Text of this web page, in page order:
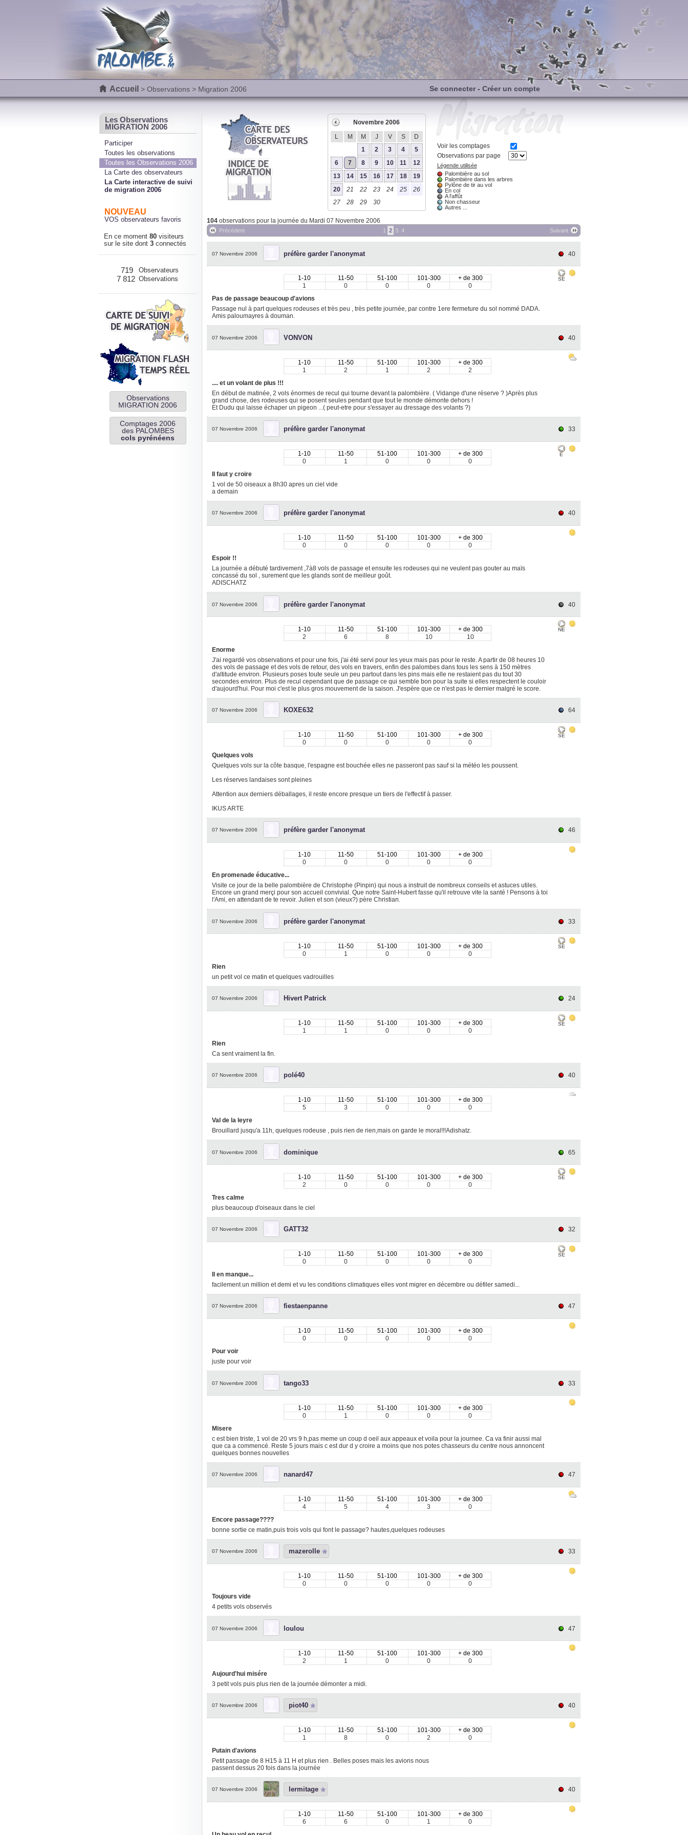
Accueil > Observations> Migration 2006 Se connecter- Créer un compte
Les Observations
MIGRATION 2006
Participer
Toutes les observations
Toutes les Observations 2006
La Carte des observateurs
La Carte interactive de suivi
de migration 2006
NOUVEAU
VOS observateurs favoris
En ce moment 80visiteurs
sur le site dont 3connectés
719 Observateurs
7 812 Observations
Observations
MIGRATION 2006
Comptages 2006
des PALOMBES
cols pyrénéens
Novembre 2006
L
M M J V S
D
1
2 3 4
5
6
7 8 9 10 11
12
13
14 15 16 17 18
19
20
21 22 23 24 25
26
27
28 29 30
Voir les comptages
Observations par page
Légende utilisée
Palombière au sol
Palombière dans les arbres
Pylône de tir au vol
En col
A l'affût
Non chasseur
Autres ...
104observations pour la journée du Mardi 07 Novembre 2006
Suivant
Précédent 1 2 3 4
07 Novembre 2006 préfère garder l'anonymat 40
1-10 11-50 51-100 101-300
+ de 300
1
0 0 0
0
Pas de passage beaucoup d'avions
Passage nul à part quelques rodeuses et très peu , très petite journée, par contre 1ere fermeture du sol nommé DADA.
Amis paloumayres à douman.
SE
07 Novembre 2006 VONVON 40
1-10 11-50 51-100 101-300
+ de 300
1
2 1 2
2
.... et un volant de plus !!!
En début de matinée, 2 vols énormes de recul qui tourne devant la palombière. ( Vidange d'une réserve ? )Après plus
grand chose, des rodeuses qui se posent seules pendant que tout le monde démonte dehors !
Et Dudu qui laisse échaper un pigeon ...( peut-etre pour s'essayer au dressage des volants ?)
07 Novembre 2006 préfère garder l'anonymat 33
1-10 11-50 51-100 101-300
+ de 300
0
1 0 0
0
Il faut y croire
1 vol de 50 oiseaux a 8h30 apres un ciel vide
a demain
E
07 Novembre 2006 préfère garder l'anonymat 40
1-10 11-50 51-100 101-300
+ de 300
0
0 0 0
0
Espoir !!
La journée a débuté tardivement ,7à8 vols de passage et ensuite les rodeuses qui ne veulent pas gouter au maïs
concassé du sol , surement que les glands sont de meilleur goût.
ADISCHATZ
07 Novembre 2006 préfère garder l'anonymat 40
1-10 11-50 51-100 101-300
+ de 300
2
6 8 10
10
Enorme
J'ai regardé vos observations et pour une fois, j'ai été servi pour les yeux mais pas pour le reste. A partir de 08 heures 10
des vols de passage et des vols de retour, des vols en travers, enfin des palombes dans tous les sens à 150 mètres
d'altitude environ. Plusieurs poses toute seule un peu partout dans les pins mais elle ne restaient pas du tout 30
secondes environ. Plus de recul cependant que de passage ce qui semble bon pour la suite si elles respectent le couloir
d'aujourd'hui. Pour moi c'est le plus gros mouvement de la saison. J'espère que ce n'est pas le dernier malgré le score.
NE
07 Novembre 2006 KOXE632 64
1-10 11-50 51-100 101-300
+ de 300
0
0 0 0
0
Quelques vols
Quelques vols sur la côte basque, l'espagne est bouchée elles ne passeront pas sauf si la météo les poussent.
Les réserves landaises sont pleines
Attention aux derniers déballages, il reste encore presque un tiers de l'effectif à passer.
IKUS ARTE
SE
07 Novembre 2006 préfère garder l'anonymat 46
1-10 11-50 51-100 101-300
+ de 300
0
0 0 0
0
En promenade éducative...
Visite ce jour de la belle palombière de Christophe (Pinpin) qui nous a instruit de nombreux conseils et astuces utiles.
Encore un grand merçi pour son accueil convivial. Que notre Saint-Hubert fasse qu'il retrouve vite la santé ! Pensons à toi
l'Ami, en attendant de te revoir. Julien et son (vieux?) père Christian.
07 Novembre 2006 préfère garder l'anonymat 33
1-10 11-50 51-100 101-300
+ de 300
0
1 0 0
0
Rien
un petit vol ce matin et quelques vadrouilles
SE
07 Novembre 2006 Hivert Patrick 24
1-10 11-50 51-100 101-300
+ de 300
1
1 0 0
0
Rien
Ca sent vraiment la fin.
SE
07 Novembre 2006 polé40 40
1-10 11-50 51-100 101-300
+ de 300
5
3 0 0
0
Val de la leyre
Brouillard jusqu'a 11h, quelques rodeuse , puis rien de rien,mais on garde le moral!!!Adishatz.
07 Novembre 2006 dominique 65
1-10 11-50 51-100 101-300
+ de 300
2
0 0 0
0
Tres calme
plus beaucoup d'oiseaux dans le ciel
SE
07 Novembre 2006 GATT32 32
1-10 11-50 51-100 101-300
+ de 300
0
0 0 0
0
Il en manque...
facilement un million et demi et vu les conditions climatiques elles vont migrer en décembre ou défiler samedi...
SE
07 Novembre 2006 fiestaenpanne 47
1-10 11-50 51-100 101-300
+ de 300
0
0 0 0
0
Pour voir
juste pour voir
07 Novembre 2006 tango33 33
1-10 11-50 51-100 101-300
+ de 300
0
1 0 0
0
Misere
c est bien triste, 1 vol de 20 vrs 9 h,pas meme un coup d oeil aux appeaux et voila pour la journee. Ca va finir aussi mal
que ca a commencé. Reste 5 jours mais c est dur d y croire a moins que nos potes chasseurs du centre nous annoncent
quelques bonnes nouvelles
07 Novembre 2006 nanard47 47
1-10 11-50 51-100 101-300
+ de 300
4
5 4 3
0
Encore passage????
bonne sortie ce matin,puis trois vols qui font le passage? hautes,quelques rodeuses
07 Novembre 2006 mazerolle 33
1-10 11-50 51-100 101-300
+ de 300
0
0 0 0
0
Toujours vide
4 petits vols observés
07 Novembre 2006 loulou 47
1-10 11-50 51-100 101-300
+ de 300
2
1 0 0
0
Aujourd'hui misére
3 petit vols puis plus rien de la journée démonter a midi.
07 Novembre 2006 piot40 40
1-10 11-50 51-100 101-300
+ de 300
1
8 0 2
0
Putain d'avions
Petit passage de 8 H15 à 11 H et plus rien . Belles poses mais les avions nous
passent dessus 20 fois dans la journée
07 Novembre 2006 lermitage 40
1-10 11-50 51-100 101-300
+ de 300
6
6 0 1
0